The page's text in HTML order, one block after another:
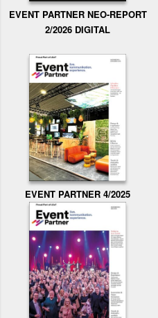
EVENT PARTNER NEO-REPORT
2/2026 DIGITAL
EVENT PARTNER 4/2025